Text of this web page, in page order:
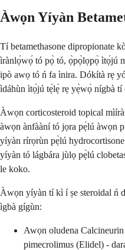
Àwọn Yíyàn
Tí betamethasone dipropionate
ìrànlọ́wọ́ tó pọ̀ tó, ọ̀pọ̀lọpọ̀ ìtọ́jú
ipò awọ tó ń fa ìnira. Dókítà rẹ
ìdáhùn ìtọ́jú tẹ́lẹ̀ rẹ yẹ̀wọ̀ nígbà
Àwọn corticosteroid topical
àwọn ànfààní tó jọra pẹ̀lú àwọn
yíyàn rírọrùn pẹ̀lú
yíyàn tó lágbára jùlọ pẹ̀lú
le koko.
Àwọn yíyàn tí kì í ṣe steroidal ń
ìgbà gígùn:
Awọn oludena
pimecrolimus (Elidel) -